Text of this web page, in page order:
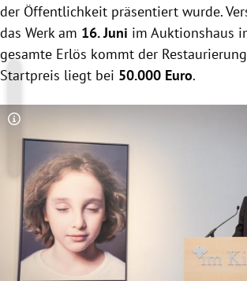
der Öffentlichkeit präsentiert wurde.
das Werk am 16. Juni im Auktionshaus
gesamte Erlös kommt der
Startpreis liegt bei 50.000 Euro.
Copyright-Hinweis öffnen/schließen